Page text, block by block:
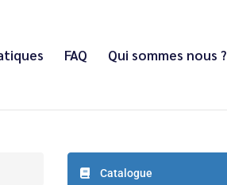
FAQ Qui sommes nous ?
Catalogue